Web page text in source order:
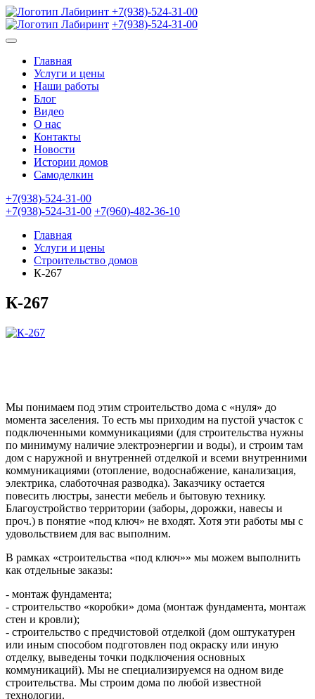
+7(938)-524-31-00
+7(938)-524-31-00
Главная
Услуги и цены
Наши работы
Блог
Видео
О нас
Контакты
Новости
Истории домов
Самоделкин
+7(938)-524-31-00
+7(938)-524-31-00 +7(960)-482-36-10
Главная
Услуги и цены
Строительство домов
К-267
К-267
Мы понимаем под этим строительство дома с «нуля» до
момента заселения. То есть мы приходим на пустой участок с
подключенными коммуникациями (для строительства нужны
по минимуму наличие электроэнергии и воды), и строим там
дом с наружной и внутренней отделкой и всеми внутренними
коммуникациями (отопление, водоснабжение, канализация,
электрика, слаботочная разводка). Заказчику остается
повесить люстры, занести мебель и бытовую технику.
Благоустройство территории (заборы, дорожки, навесы и
проч.) в понятие «под ключ» не входят. Хотя эти работы мы с
удовольствием для вас выполним.
В рамках «строительства «под ключ»» мы можем выполнить
как отдельные заказы:
- монтаж фундамента;
- строительство «коробки» дома (монтаж фундамента, монтаж
стен и кровли);
- строительство с предчистовой отделкой (дом оштукатурен
или иным способом подготовлен под окраску или иную
отделку, выведены точки подключения основных
коммуникаций). Мы не специализируемся на одном виде
строительства. Мы строим дома по любой известной
технологии.